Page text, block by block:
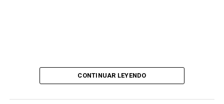
CONTINUAR LEYENDO